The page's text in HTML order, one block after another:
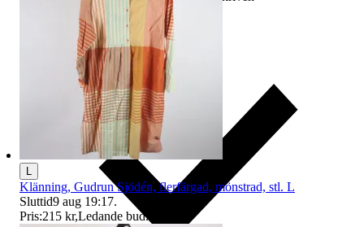
Klänning, Gudrun Sjödén, flerfärgad, mönstrad, stl. L
Sluttid9 aug 19:17.
Pris:215 kr,Ledande bud.